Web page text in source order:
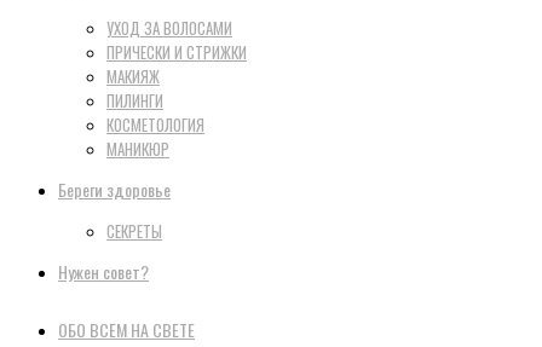
УХОД ЗА ВОЛОСАМИ
ПРИЧЕСКИ И СТРИЖКИ
МАКИЯЖ
ПИЛИНГИ
КОСМЕТОЛОГИЯ
МАНИКЮР
Береги здоровье
СЕКРЕТЫ
Нужен совет?
ОБО ВСЕМ НА СВЕТЕ